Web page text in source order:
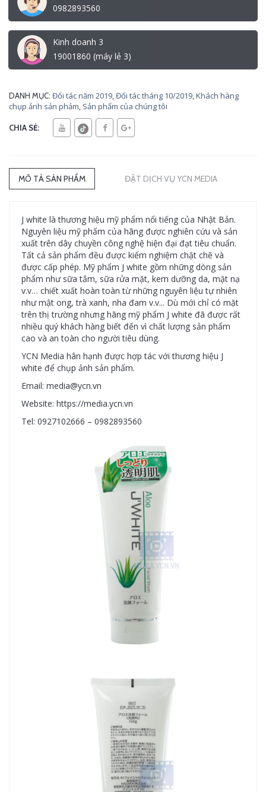
0982893560
Kinh doanh 3
19001860 (máy lẻ 3)
DANH MỤC: Đối tác năm 2019,Đối tác tháng 10/2019,Khách hàng
chụp ảnh sản phảm, Sản phẩm của chúng tôi
CHIA SẺ:
MÔ TẢ SẢN PHẨM ĐẶT DỊCH VỤ YCN MEDIA
J white là thương hiệu mỹ phẩm nổi tiếng của Nhật Bản.
Nguyên liệu mỹ phẩm của hãng được nghiên cứu và sản
xuất trên dây chuyền công nghệ hiện đại đạt tiêu chuẩn.
Tất cả sản phẩm đều được kiểm nghiệm chặt chẽ và
được cấp phép. Mỹ phẩm J white gồm những dòng sản
phẩm như sữa tắm, sữa rửa mặt, kem dưỡng da, mặt nạ
v.v… chiết xuất hoàn toàn từ những nguyên liệu tự nhiên
như mật ong, trà xanh, nha đam v.v... Dù mới chỉ có mặt
trên thị trường nhưng hãng mỹ phẩm J white đã được rất
nhiều quý khách hàng biết đến vì chất lượng sản phẩm
cao và an toàn cho người tiêu dùng.
YCN Media hân hạnh được hợp tác với thương hiệu J
white để chụp ảnh sản phẩm.
Email: media@ycn.vn
Website: https://media.ycn.vn
Tel: 0927102666 – 0982893560